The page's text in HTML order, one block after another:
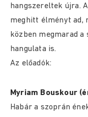
hangszereltek újra.
meghitt élményt ad,
közben megmarad
hangulata is.
Az előadók:
Myriam Bouskour
Habár a szoprán